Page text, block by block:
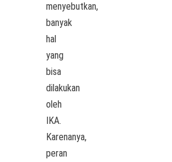
menyebutkan,
banyak
hal
yang
bisa
dilakukan
oleh
IKA.
Karenanya,
peran